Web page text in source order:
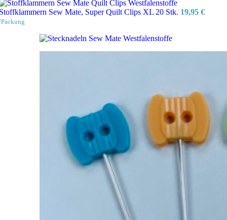
Sew Mate, Super Quilt Clips XL 20 Stk. 19,95 €